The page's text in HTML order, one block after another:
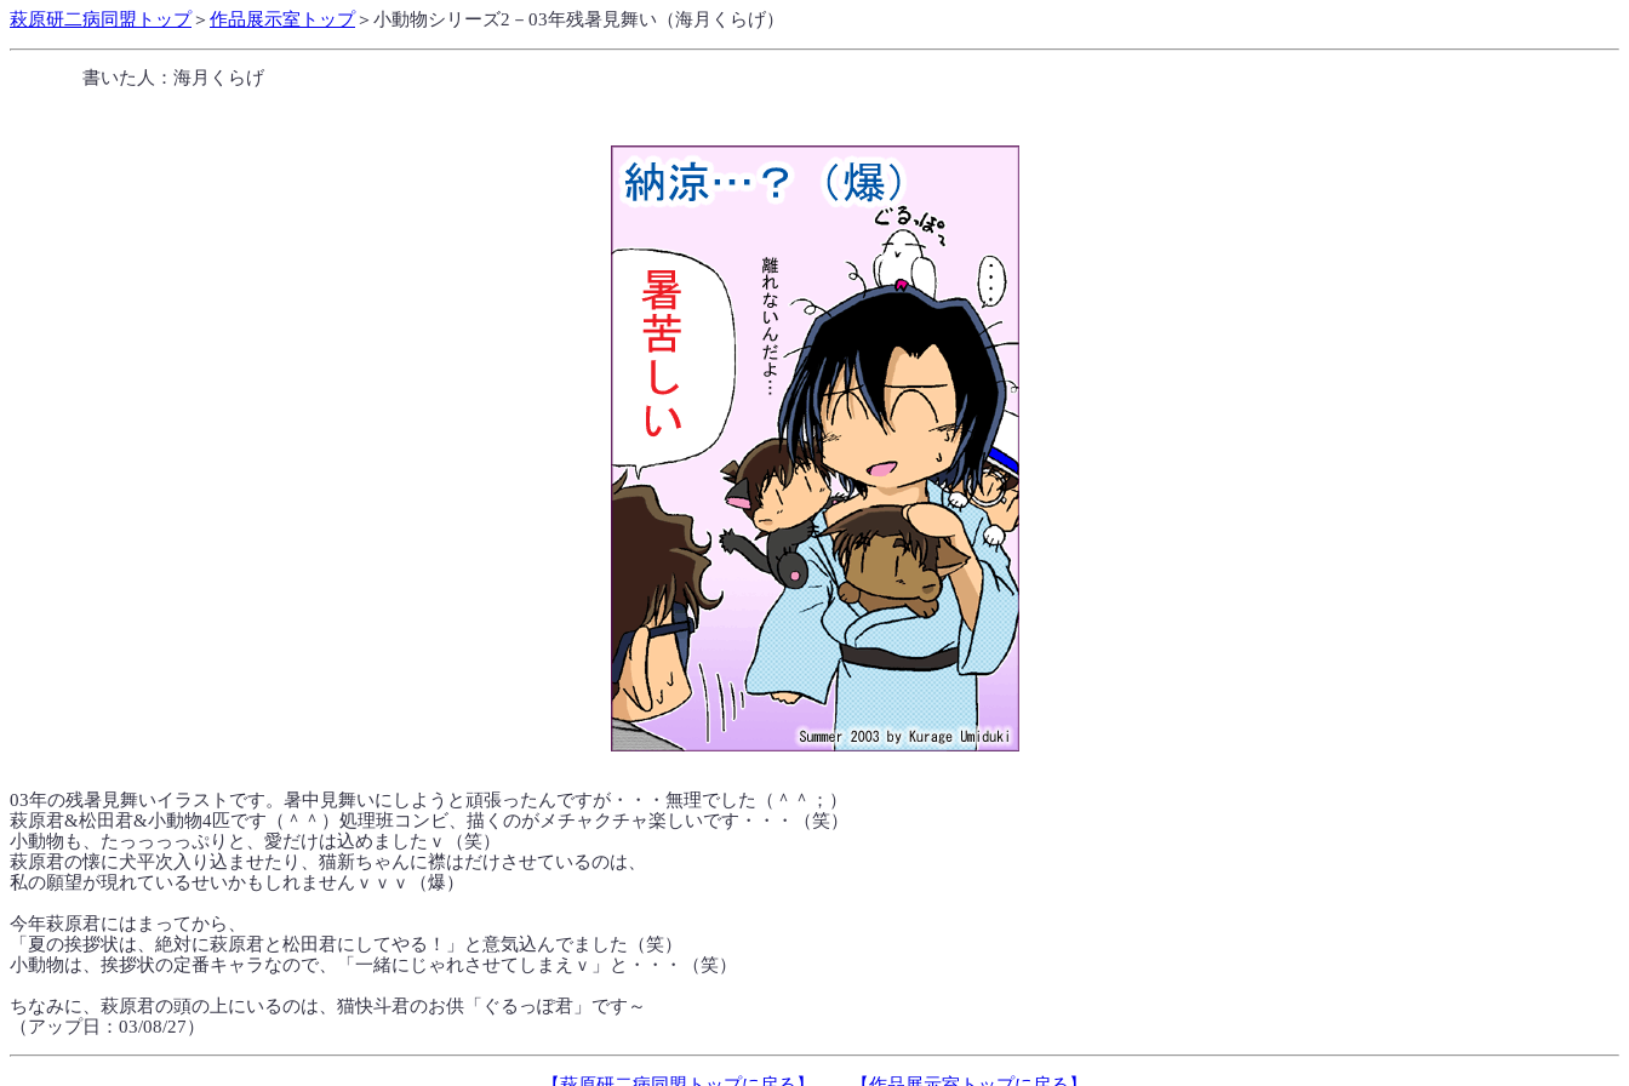
萩原研二病同盟トップ＞ 作品展示室トップ＞小動物シリーズ2－03年残暑見舞い（海月くらげ）
書いた人：海月くらげ
03年の残暑見舞いイラストです。暑中見舞いにしようと頑張ったんですが・・・無理でした（＾＾；）
萩原君&松田君&小動物4匹です（＾＾）処理班コンビ、描くのがメチャクチャ楽しいです・・・（笑）
小動物も、たっっっっぷりと、愛だけは込めましたｖ（笑）
萩原君の懐に犬平次入り込ませたり、猫新ちゃんに襟はだけさせているのは、
私の願望が現れているせいかもしれませんｖｖｖ（爆）
今年萩原君にはまってから、
「夏の挨拶状は、絶対に萩原君と松田君にしてやる！」と意気込んでました（笑）
小動物は、挨拶状の定番キャラなので、「一緒にじゃれさせてしまえｖ」と・・・（笑）
ちなみに、萩原君の頭の上にいるのは、猫快斗君のお供「ぐるっぽ君」です～
（アップ日：03/08/27）